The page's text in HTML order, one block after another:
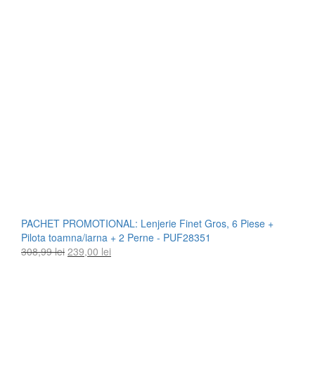
PACHET PROMOTIONAL: Lenjerie Finet Gros, 6 Piese +
Pilota toamna/iarna + 2 Perne - PUF28351
308,99lei Prețul
239,00 leiPrețul